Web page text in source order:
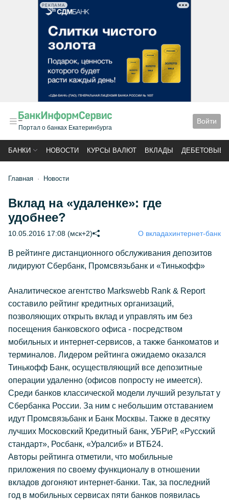
РЕКЛАМА
Портал о банках Екатеринбурга
Войти
БАНКИ НОВОСТИ КУРСЫ ВАЛЮТ ВКЛАДЫ ДЕБЕТОВЫЕ
Главная Новости
Вклад на «удаленке»: где
удобнее?
10.05.2016 17:08 (мск+2) О вкладахинтернет-банк
В рейтинге дистанционного обслуживания депозитов
лидируют Сбербанк, Промсвязьбанк и «Тинькофф»
Аналитическое агентство Markswebb Rank & Report
составило рейтинг кредитных организаций,
позволяющих открыть вклад и управлять им без
посещения банковского офиса - посредством
мобильных и интернет-сервисов, а также банкоматов и
терминалов. Лидером рейтинга ожидаемо оказался
Тинькофф Банк, осуществляющий все депозитные
операции удаленно (офисов попросту не имеется).
Среди банков классической модели лучший результат у
Сбербанка России. За ним с небольшим отставанием
идут Промсвязьбанк и Банк Москвы. Также в десятку
лучших Московский Кредитный банк, УБРиР, «Русский
стандарт», Росбанк, «Уралсиб» и ВТБ24.
Авторы рейтинга отметили, что мобильные
приложения по своему функционалу в отношении
вкладов догоняют интернет-банки. Так, за последний
год в мобильных сервисах пяти банков появилась